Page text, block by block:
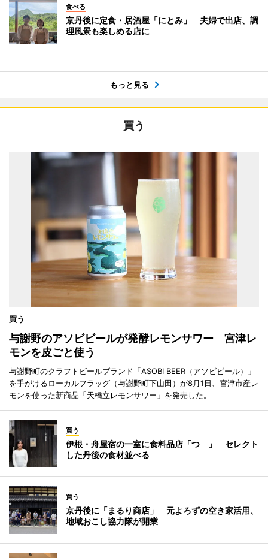
食べる
京丹後に定食・居酒屋「にとみ」 夫婦で出店、調
理風景も楽しめる店に
もっと見る
買う
買う
与謝野のアソビビールが発酵レモンサワー 宮津レ
モンを皮ごと使う
与謝野町のクラフトビールブランド「ASOBI BEER（アソビビール）」
を手がけるローカルフラッグ（与謝野町下山田）が8月1日、宮津市産レ
モンを使った新商品「天橋立レモンサワー」を発売した。
買う
伊根・舟屋宿の一室に食料品店「つゝ」 セレクト
した丹後の食材並べる
買う
京丹後に「まるり商店」 元よろずの空き家活用、
地域おこし協力隊が開業